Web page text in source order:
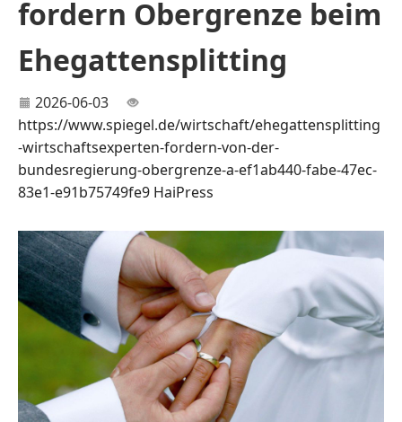
fordern Obergrenze beim
Ehegattensplitting
2026-06-03
https://www.spiegel.de/wirtschaft/ehegattensplitting
-wirtschaftsexperten-fordern-von-der-
bundesregierung-obergrenze-a-ef1ab440-fabe-47ec-
83e1-e91b75749fe9 HaiPress